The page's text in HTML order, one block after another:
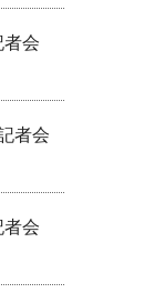
会
者会
会